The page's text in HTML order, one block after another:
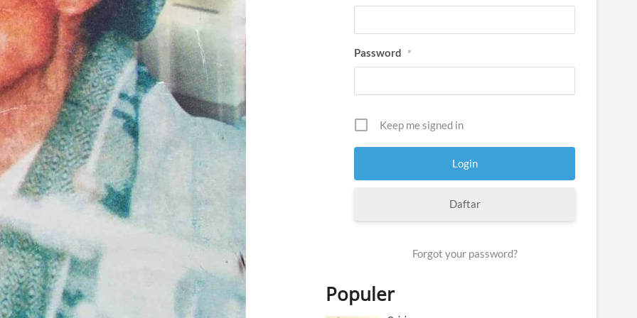
Password *
Keep me signed in
Daftar
Forgot your password?
Populer